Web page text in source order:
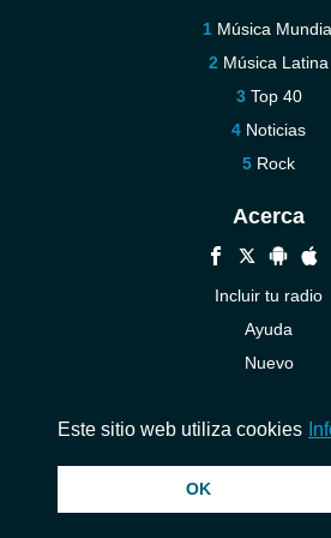
Música
Música Latina
Top 40
Noticias
Rock
Acerca
Incluir tu radio
Ayuda
Nuevo
© 2026 InstantAudio. Reservados todos los
Este sitio web utiliza cookies
OK